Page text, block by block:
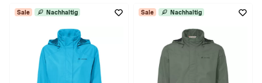
Sale Nachhaltig Sale Nachhaltig